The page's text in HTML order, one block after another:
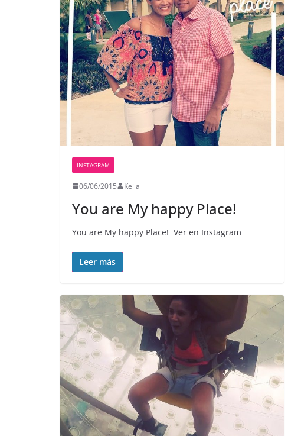
INSTAGRAM
06/06/2015 Keila
You are My happy Place! ️
You are My happy Place! ️ Ver en Instagram
Leer más